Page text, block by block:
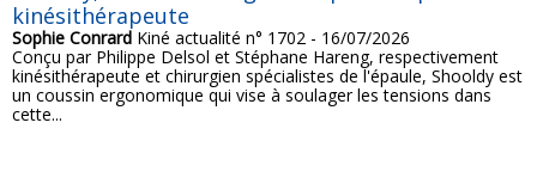
kinésithérapeute
Sophie Conrard Kiné actualité n° 1702 - 16/07/2026
Conçu par Philippe Delsol et Stéphane Hareng, respectivement
kinésithérapeute et chirurgien spécialistes de l'épaule, Shooldy est
un coussin ergonomique qui vise à soulager les tensions dans
cette...